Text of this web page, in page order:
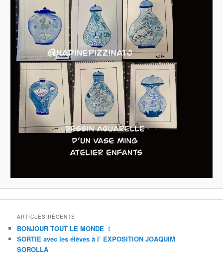
ARTICLES RÉCENTS
BONJOUR TOUT LE MONDE !
SORTIE avec les élèves à l’ EXPOSITION JOAQUIM
SOROLLA